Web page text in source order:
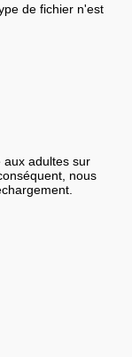
de fichier n'est
aux adultes sur
nous